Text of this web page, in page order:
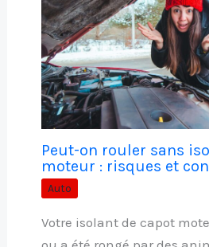
Peut-on rouler sans
moteur : risques et
Auto
Votre isolant de capot